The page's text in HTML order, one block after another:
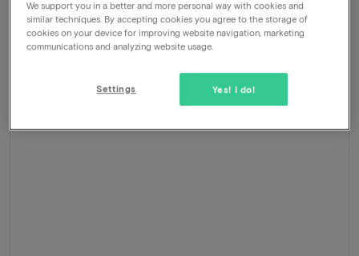
Réservez dès maintenant
We support you in a better and more personal way with cookies and
similar techniques. By accepting cookies you agree to the storage of
cookies on your device for improving website navigation, marketing
communications and analyzing website usage.
Yes! I do!
Settings